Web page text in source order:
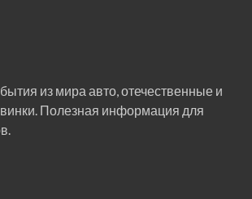
из мира авто, отечественные и
Полезная информация для